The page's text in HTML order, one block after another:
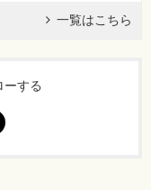
一覧はこちら
ーする